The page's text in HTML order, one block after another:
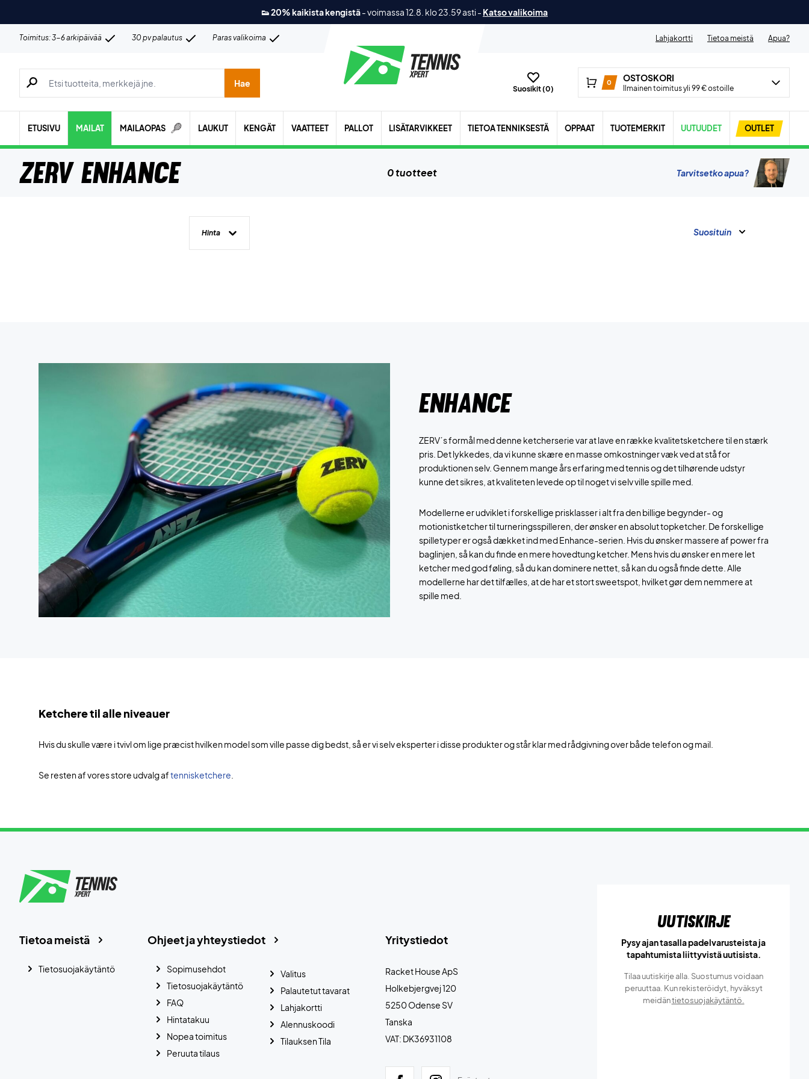
👟 20% kaikista kengistä-voimassa 12.8. klo 23.59 asti- Katso valikoima
Toimitus: 3-6 arkipäivää 30 pv palautus Paras valikoima Lahjakortti Tietoa meistä Apua?
Hae tuotteita, merkkejä jne.
Hae
Suosikit (0)
0 OSTOSKORI
Ilmainen toimitus yli 99 € ostoille
ETUSIVU MAILAT MAILAOPAS LAUKUT KENGÄT VAATTEET PALLOT LISÄTARVIKKEET TIETOA TENNIKSESTÄ OPPAAT TUOTEMERKIT UUTUUDET OUTLET
ZERV Enhance 0 tuotteet Tarvitsetko apua?
Hinta Suosituin
Enhance
ZERV´s formål med denne ketcherserie var at lave en række kvalitetsketchere til en stærk
pris. Det lykkedes, da vi kunne skære en masse omkostninger væk ved at stå for
produktionen selv. Gennem mange års erfaring med tennis og det tilhørende udstyr
kunne det sikres, at kvaliteten levede op til noget vi selv ville spille med.
Modellerne er udviklet i forskellige prisklasser i alt fra den billige begynder- og
motionistketcher til turneringsspilleren, der ønsker en absolut topketcher. De forskellige
spilletyper er også dækket ind med Enhance-serien. Hvis du ønsker massere af power fra
baglinjen, så kan du finde en mere hovedtung ketcher. Mens hvis du ønsker en mere let
ketcher med god føling, så du kan dominere nettet, så kan du også finde dette. Alle
modellerne har det tilfælles, at de har et stort sweetspot, hvilket gør dem nemmere at
spille med.
Ketchere til alle niveauer
Hvis du skulle være i tvivl om lige præcist hvilken model som ville passe dig bedst, så er vi selv eksperter i disse produkter og står klar med rådgivning over både telefon og mail.
Se resten af vores store udvalg aftennisketchere
Yritystiedot
Racket House ApS
Holkebjergvej 120
5250 Odense SV
Tanska
VAT: DK36931108
Ohjeet ja yhteystiedot
Sopimusehdot
Tietosuojakäytäntö
FAQ
Hintatakuu
Nopea toimitus
Peruuta tilaus
Valitus
Palautetut tavarat
Lahjakortti
Alennuskoodi
Tilauksen Tila
Tietoa meistä
Tietosuojakäytäntö
Uutiskirje
Pysy ajan tasalla padelvarusteista ja
tapahtumista liittyvistä uutisista.
Tilaa uutiskirje alla. Suostumus voidaan
peruuttaa. Kun rekisteröidyt, hyväksyt
meidäntietosuojakäytäntö.